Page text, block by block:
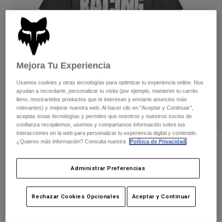
Pantalones largos
Pantalones cortos
Chaquetas y chalecos
Guantes
Protecciones
Gafas de protección
Calcetines
Accesorios
Pantalones
Guantes
Chaquetas
Protecciones
Gafas de protección
Calcetines
Recambios
Camisas
Ver todo
Mujer
Camisetas y tops
Sudaderas
Chaquetas
Pantalones
Protecciones
Gafas de Protección
Calcetines
Ver todo
Moto
Cascos
Camisetas
Protecciones
Guantes
Opiniones
Camiseta Tread Premium
N.º de artículo36459
Price reduced from
29,99 €to20,99 € 30% OFF
Mejora Tu Experiencia
Usamos cookies y otras tecnologías para optimizar tu experiencia online. Nos
ayudan a recordarte, personalizar tu visita (por ejemplo, mantener tu carrito
lleno, mostrartelos productos que te interesan y enviarte anuncios más
relevantes) y mejorar nuestra web. Al hacer clic en "Aceptar y Continuar",
aceptas estas tecnologías y permites que nosotros y nuestros socios de
confianza recopilemos, usemos y compartamos información sobre tus
interacciones en la web para personalizar tu experiencia digital y contenido.
¿Quieres más información? Consulta nuestra
Política de Privacidad.
Administrar Preferencias
Rechazar Cookies Opcionales Aceptar y Continuar